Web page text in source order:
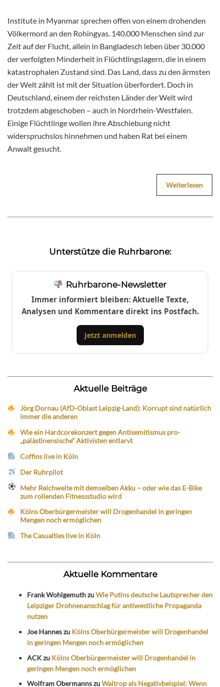
Institute in Myanmar sprechen offen von einem drohenden
Völkermord an den Rohingyas. 140.000 Menschen sind zur
Zeit auf der Flucht, allein in Bangladesch leben über 30.000
der verfolgten Minderheit in Flüchtlingslagern, die in einem
katastrophalen Zustand sind. Das Land, dass zu den ärmsten
der Welt zählt ist mit der Situation überfordert. Doch in
Deutschland, einem der reichsten Länder der Welt wird
trotzdem abgeschoben – auch in Nordrhein-Westfalen.
Einige Flüchtlinge wollen ihre Abschiebung nicht
widerspruchslos hinnehmen und haben Rat bei einem
Anwalt gesucht.
Weiterlesen
Unterstütze die Ruhrbarone:
Ruhrbarone-Newsletter
Immer informiert bleiben: Aktuelle Texte,
Analysen und Kommentare direkt ins Postfach.
Jetzt anmelden
Aktuelle Beiträge
Jörg Dornau (AfD-Oblast Leipzig-Land): Korrupt sind natürlich
immer die anderen
Wie ein Hardcorekonzert gegen Antisemitismus pro-
„palästinensische“ Aktivisten entlarvt
Coffins live in Köln
Der Ruhrpilot
Mehr Reichweite mit demselben Akku – oder wie das E-Bike
zum rollenden Fitnessstudio wird
Kölns Oberbürgermeister will Drogenhandel in geringen
Mengen noch ermöglichen
The Casualties live in Köln
Aktuelle Kommentare
Frank WohlgemuthzuWie Putins deutsche Lautsprecher den
Leipziger Drohnenanschlag für antiwestliche Propaganda
nutzen
Joe Hanneszu Kölns Oberbürgermeister will Drogenhandel
in geringen Mengen noch ermöglichen
ACKzu Kölns Oberbürgermeister will Drogenhandel in
geringen Mengen noch ermöglichen
Wolfram ObermannszuWaltrop als Negativbeispiel: Wenn